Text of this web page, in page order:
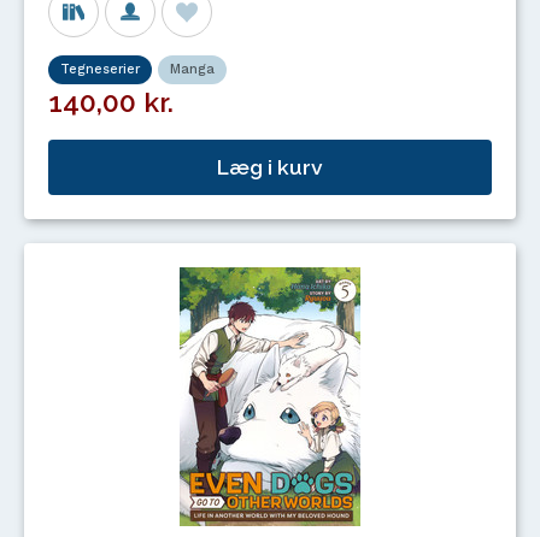
Tegneserier Manga
140,00 kr.
Læg i kurv